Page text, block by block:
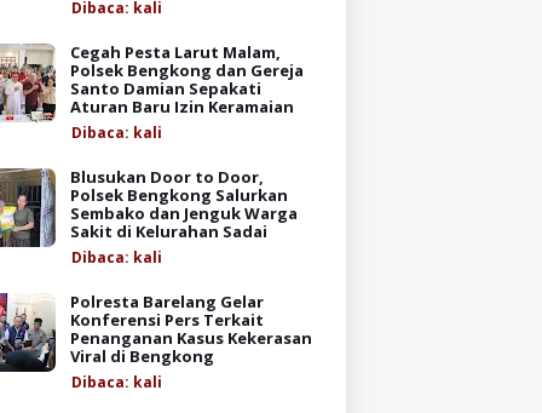
Dibaca: kali
Cegah Pesta Larut Malam,
Polsek Bengkong dan Gereja
Santo Damian Sepakati
Aturan Baru Izin Keramaian
Dibaca: kali
Blusukan Door to Door,
Polsek Bengkong Salurkan
Sembako dan Jenguk Warga
Sakit di Kelurahan Sadai
Dibaca: kali
Polresta Barelang Gelar
Konferensi Pers Terkait
Penanganan Kasus Kekerasan
Viral di Bengkong
Dibaca: kali